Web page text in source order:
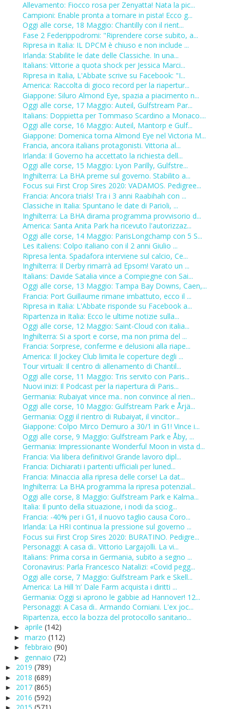
Allevamento: Fiocco rosa per Zenyatta! Nata la pic...
Campioni: Enable pronta a tornare in pista! Ecco g...
Oggi alle corse, 18 Maggio: Chantilly con il rient...
Fase 2 Federippodromi: "Riprendere corse subito, a...
Ripresa in Italia: IL DPCM è chiuso e non include ...
Irlanda: Stabilite le date delle Classiche. In una...
Italians: Vittorie a quota shock per Jessica Marci...
Ripresa in Italia, L'Abbate scrive su Facebook: "I...
America: Raccolta di gioco record per la riapertur...
Giappone: Siluro Almond Eye, spazia a piacimento n...
Oggi alle corse, 17 Maggio: Auteil, Gulfstream Par...
Italians: Doppietta per Tommaso Scardino a Monaco....
Oggi alle corse, 16 Maggio: Auteil, Mantorp e Gulf...
Giappone: Domenica torna Almond Eye nel Victoria M...
Francia, ancora italians protagonisti. Vittoria al...
Irlanda: Il Governo ha accettato la richiesta dell...
Oggi alle corse, 15 Maggio: Lyon Parilly, Gulfstre...
Inghilterra: La BHA preme sul governo. Stabilito a...
Focus sui First Crop Sires 2020: VADAMOS. Pedigree...
Francia: Ancora trials! Tra i 3 anni Raabihah con ...
Classiche in Italia: Spuntano le date di Parioli, ...
Inghilterra: La BHA dirama programma provvisorio d...
America: Santa Anita Park ha ricevuto l'autorizzaz...
Oggi alle corse, 14 Maggio: ParisLongchamp con 5 S...
Les italiens: Colpo italiano con il 2 anni Giulio ...
Ripresa lenta. Spadafora interviene sul calcio, Ce...
Inghilterra: Il Derby rimarrà ad Epsom! Varato un ...
Italians: Davide Satalia vince a Compiegne con Sai...
Oggi alle corse, 13 Maggio: Tampa Bay Downs, Caen,...
Francia: Port Guillaume rimane imbattuto, ecco il ...
Ripresa in Italia: L'Abbate risponde su Facebook a...
Ripartenza in Italia: Ecco le ultime notizie sulla...
Oggi alle corse, 12 Maggio: Saint-Cloud con italia...
Inghilterra: Si a sport e corse, ma non prima del ...
Francia: Sorprese, conferme e delusioni alla riape...
America: Il Jockey Club limita le coperture degli ...
Tour virtuali: Il centro di allenamento di Chantil...
Oggi alle corse, 11 Maggio: Tris servito con Paris...
Nuovi inizi: Il Podcast per la riapertura di Paris...
Germania: Rubaiyat vince ma.. non convince al rien...
Oggi alle corse, 10 Maggio: Gulfstream Park e Årjä...
Germania: Oggi il rientro di Rubaiyat, il vincitor...
Giappone: Colpo Mirco Demuro a 30/1 in G1! Vince i...
Oggi alle corse, 9 Maggio: Gulfstream Park e Åby, ...
Germania: Impressionante Wonderful Moon in vista d...
Francia: Via libera definitivo! Grande lavoro dipl...
Francia: Dichiarati i partenti ufficiali per luned...
Francia: Minaccia alla ripresa delle corse! La dat...
Inghilterra: La BHA programma la ripresa potenzial...
Oggi alle corse, 8 Maggio: Gulfstream Park e Kalma...
Italia: Il punto della situazione, i nodi da sciog...
Francia: -40% per i G1, il nuovo taglio causa Coro...
Irlanda: La HRI continua la pressione sul governo ...
Focus sui First Crop Sires 2020: BURATINO. Pedigre...
Personaggi: A casa di.. Vittorio Largajolli. La vi...
Italians: Prima corsa in Germania, subito a segno ...
Coronavirus: Parla Francesco Natalizi: «Covid pegg...
Oggi alle corse, 7 Maggio: Gulfstream Park e Skell...
America: La Hill ‘n’ Dale Farm acquista i diritti ...
Germania: Oggi si aprono le gabbie ad Hannover! 12...
Personaggi: A Casa di.. Armando Corniani. L'ex joc...
Ripartenza, ecco la bozza del protocollo sanitario...
► aprile (142)
► marzo (112)
► febbraio (90)
► gennaio (72)
► 2019 (789)
► 2018 (689)
► 2017 (865)
► 2016 (592)